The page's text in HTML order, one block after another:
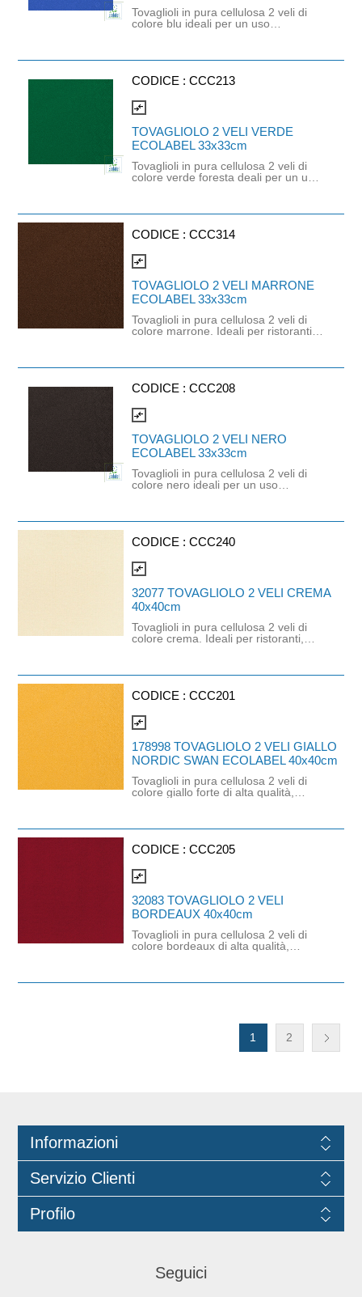
Tovaglioli in pura cellulosa 2 veli di
colore blu ideali per un uso
colore deciso. È un prodotto
orientato all'ecologia e alla
Ecolabel, FSC e idoneo al contatto
alimentare. Dimensioni: 24cm x
24cm.
CODICE :CCC213
compare_arrows
TOVAGLIOLO 2 VELI VERDE
ECOLABEL 33x33cm
Tovaglioli in pura cellulosa 2 veli di
colore verde foresta deali per un uso
colore deciso. È un prodotto
orientato all'ecologia e alla
33cm. Prodotto certificato
ECOLABEL e FSC
CODICE :CCC314
compare_arrows
TOVAGLIOLO 2 VELI MARRONE
ECOLABEL 33x33cm
Tovaglioli in pura cellulosa 2 veli di
colore marrone. Ideali per ristoranti,
funzionale ma raffinato. Con
conferisce volume e morbidezza.
Idoneo al contatto con alimenti.
Dimensioni: 33cm x 33cm.
CODICE :CCC208
compare_arrows
TOVAGLIOLO 2 VELI NERO
ECOLABEL 33x33cm
Tovaglioli in pura cellulosa 2 veli di
colore nero ideali per un uso
colore deciso. È un prodotto
orientato all'ecologia e alla
Ecolabel, FSC e idoneo al contatto
alimentare. Dimensioni: 33 x 33 cm.
CODICE :CCC240
compare_arrows
32077 TOVAGLIOLO 2 VELI CREMA
40x40cm
Tovaglioli in pura cellulosa 2 veli di
colore crema. Ideali per ristoranti,
ma raffinato. Con goffratura di alta
morbidezza. Dimensioni: 40cm x
CODICE :CCC201
compare_arrows
178998 TOVAGLIOLO 2 VELI GIALLO
NORDIC SWAN ECOLABEL 40x40cm
Tovaglioli in pura cellulosa 2 veli di
colore giallo forte di alta qualità,
ristoranti, bar). Con bordo goffrato. È
compostabile, una soluzione pratica
vantaggi di un prodiotto monouso.
Dimensioni: 40cm x 40cm. Prodotto
certificato FSC e Nordic Swan
Ecolabel.
CODICE :CCC205
compare_arrows
32083 TOVAGLIOLO 2 VELI
BORDEAUX 40x40cm
Tovaglioli in pura cellulosa 2 veli di
colore bordeaux di alta qualità,
ristoranti, bar). Con bordo goffrato. È
vantaggi di un prodotto monouso.
Dimensioni: 40cm x 40cm.
1 2
Informazioni
Servizio Clienti
Profilo
Seguici